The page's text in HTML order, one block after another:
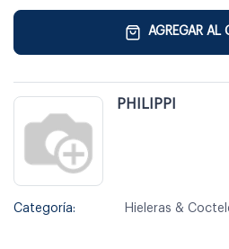
AGREGAR AL
PHILIPPI
Categoría: Hieleras &